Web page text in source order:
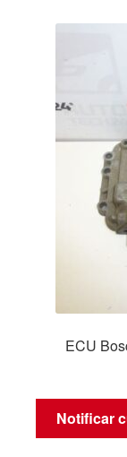
ECU
Notificar